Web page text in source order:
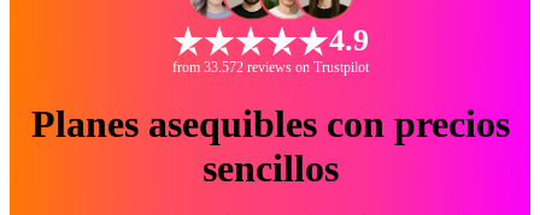
4.9
from 33.572 reviews on Trustpilot
Planes asequibles con precios
sencillos